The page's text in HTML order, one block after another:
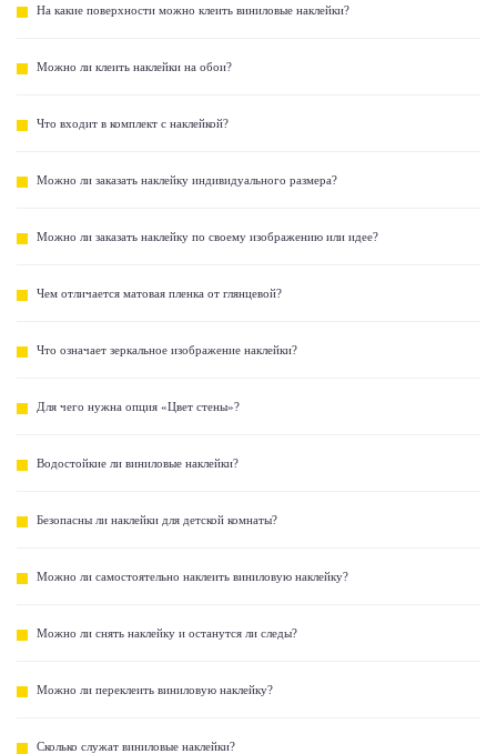
На какие поверхности можно клеить виниловые наклейки?
Можно ли клеить наклейки на обои?
Что входит в комплект с наклейкой?
Можно ли заказать наклейку индивидуального размера?
Можно ли заказать наклейку по своему изображению или идее?
Чем отличается матовая пленка от глянцевой?
Что означает зеркальное изображение наклейки?
Для чего нужна опция «Цвет стены»?
Водостойкие ли виниловые наклейки?
Безопасны ли наклейки для детской комнаты?
Можно ли самостоятельно наклеить виниловую наклейку?
Можно ли снять наклейку и останутся ли следы?
Можно ли переклеить виниловую наклейку?
Сколько служат виниловые наклейки?